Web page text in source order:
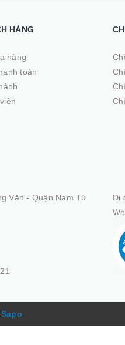
HÀNG
hàng
toán
Văn - Quận Nam Từ
Di
Sapo